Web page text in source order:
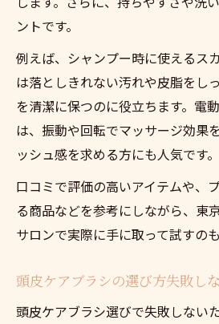
ントです。
例えば、シャンプー時に使えるス
は落としきれない汚れや皮脂をし
を清潔に保つのに役立ちます。電
は、振動や回転でマッサージ効果
ッシュ感を求める方にも人気です。
口コミで評価の高いアイテムや、
る商品などを参考にしながら、東
サロンで実際に手に取って試すの
頭皮ケアブラシの選び方失敗し
頭皮ケアブラシ選びで失敗しない